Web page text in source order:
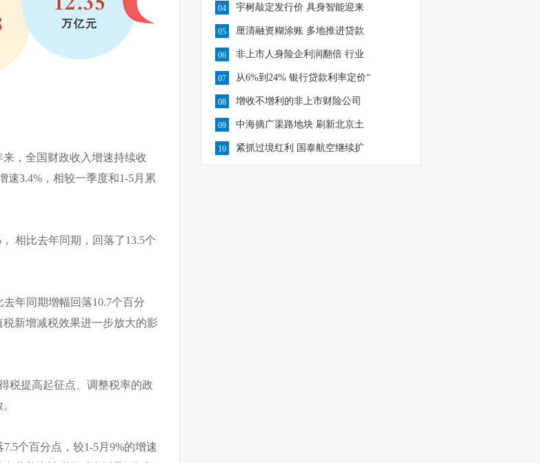
，全国财政收入增速持续收
速3.4%，相较一季度和1-5月累
相比去年同期，回落了13.5个
年同期增幅回落10.7个百分
新增减税效果进一步放大的影
税提高起征点、调整税率的政
个百分点，较1-5月9%的增速
04 宇树敲定发行价 具身智能迎来
05 厘清融资糊涂账 多地推进贷款
06 非上市人身险企利润翻倍 行业
07 从6%到24% 银行贷款利率定价“
08 增收不增利的非上市财险公司
09 中海摘广渠路地块 刷新北京土
10 紧抓过境红利 国泰航空继续扩